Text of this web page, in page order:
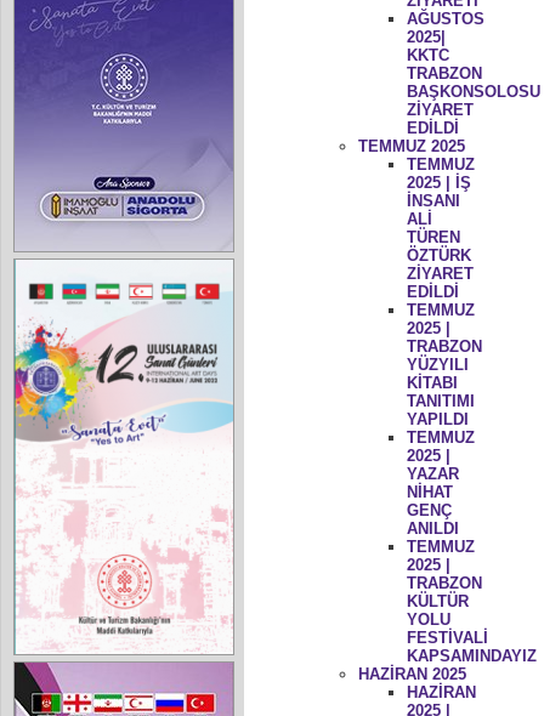
AĞUSTOS
2025|
KKTC
TRABZON
BAŞKONSOLOSU
ZİYARET
EDİLDİ
TEMMUZ 2025
TEMMUZ
2025 | İŞ
İNSANI
ALİ
TÜREN
ÖZTÜRK
ZİYARET
EDİLDİ
TEMMUZ
2025 |
TRABZON
YÜZYILI
KİTABI
TANITIMI
YAPILDI
TEMMUZ
2025 |
YAZAR
NİHAT
GENÇ
ANILDI
TEMMUZ
2025 |
TRABZON
KÜLTÜR
YOLU
FESTİVALİ
KAPSAMINDAYIZ
HAZİRAN 2025
HAZİRAN
2025 |